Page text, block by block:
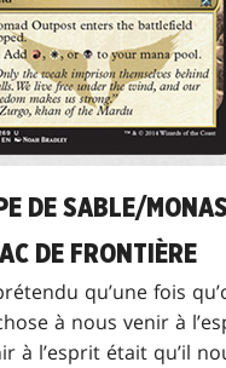
DE SABLE/
DE FRONTIÈRE
qu’une fois
à nous venir à
à l’esprit était qu’il